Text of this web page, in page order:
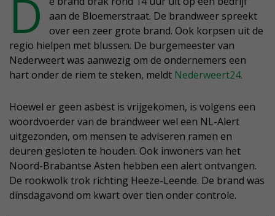
D
aan de Bloemerstraat. De brandweer spreekt
over een zeer grote brand. Ook korpsen uit de
regio hielpen met blussen. De burgemeester van
Nederweert was aanwezig om de ondernemers een
hart onder de riem te steken, meldt Nederweert24.
Hoewel er geen asbest is vrijgekomen, is volgens een
woordvoerder van de brandweer wel een NL-Alert
uitgezonden, om mensen te adviseren ramen en
deuren gesloten te houden. Ook inwoners van het
Noord-Brabantse Asten hebben een alert ontvangen.
De rookwolk trok richting Heeze-Leende. De brand was
dinsdagavond om kwart over tien onder controle.